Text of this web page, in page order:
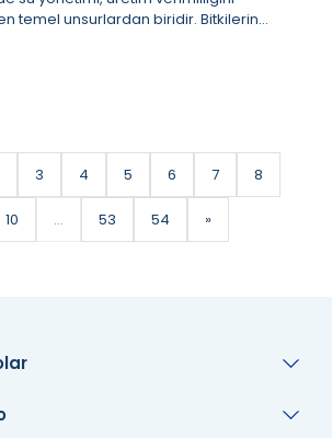
temel unsurlardan biridir. Bitkilerin
3 4 5 6 7 8
10 ... 53 54 »